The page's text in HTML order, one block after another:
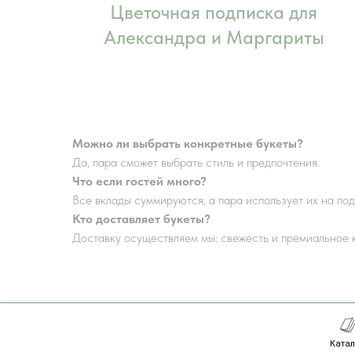
Цветочная подписка для
Александра и Маргариты
Можно ли выбрать конкретные букеты?
Да, пара сможет выбрать стиль и предпочтения.
Что если гостей много?
Все вклады суммируются, а пара использует их на
Кто доставляет букеты?
Доставку осуществляем мы: свежесть и премиальное